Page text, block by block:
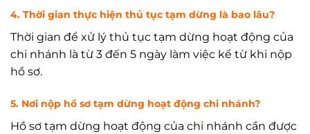
4. Thời gian thực hiện thủ tục tạm dừng là bao lâu?
Thời gian để xử lý thủ tục tạm dừng hoạt động của
chi nhánh là từ 3 đến 5 ngày làm việc kể từ khi nộp
hồ sơ.
5. Nơi nộp hồ sơ tạm dừng hoạt động chi nhánh?
Hồ sơ tạm dừng hoạt động của chi nhánh cần được